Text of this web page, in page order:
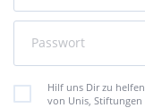
Passwort
Hilf uns Dir zu
von Unis,